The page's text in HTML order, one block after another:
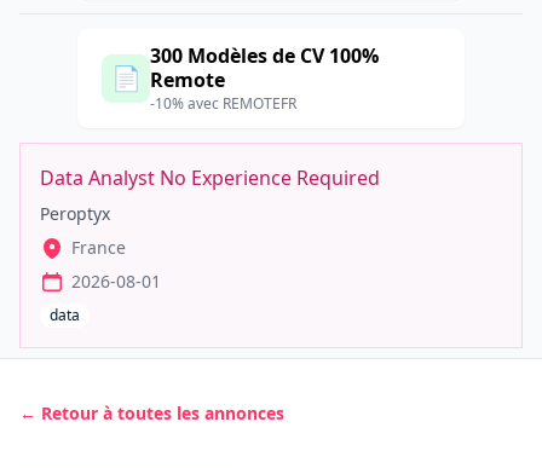
📄
300 Modèles de CV 100%
Remote
-10% avec REMOTEFR
Data Analyst No Experience Required
Peroptyx
France
2026-08-01
data
← Retour à toutes les annonces